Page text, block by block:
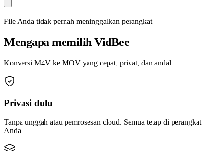
File Anda tidak pernah meninggalkan perangkat.
Mengapa memilih VidBee
Konversi M4V ke MOV yang cepat, privat, dan andal.
Privasi dulu
Tanpa unggah atau pemrosesan cloud. Semua tetap di perangkat
Anda.